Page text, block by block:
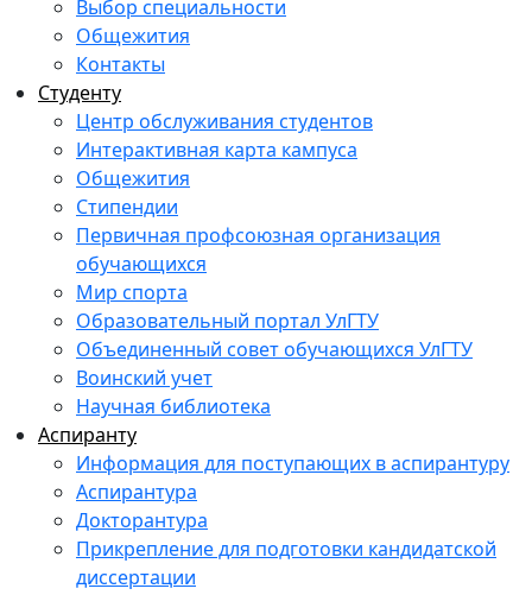
Выбор специальности
Общежития
Контакты
Студенту
Центр обслуживания студентов
Интерактивная карта кампуса
Общежития
Стипендии
Первичная профсоюзная организация
обучающихся
Мир спорта
Образовательный портал УлГТУ
Объединенный совет обучающихся УлГТУ
Воинский учет
Научная библиотека
Аспиранту
Информация для поступающих в аспирантуру
Аспирантура
Докторантура
Прикрепление для подготовки кандидатской
диссертации